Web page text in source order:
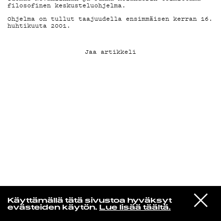
Käyttämällä tätä sivustoa hyväksyt
evästeiden käytön. Lue lisää täältä.
VIESTI
STUDIOON
Yti­mes­sä
KIRJAUDU SISÄÄN
filosofinen keskusteluohjelma.
Ohjelma on tullut taajuudella ensimmäisen kerran 16.
huhtikuuta 2001.
Jaa artikkeli